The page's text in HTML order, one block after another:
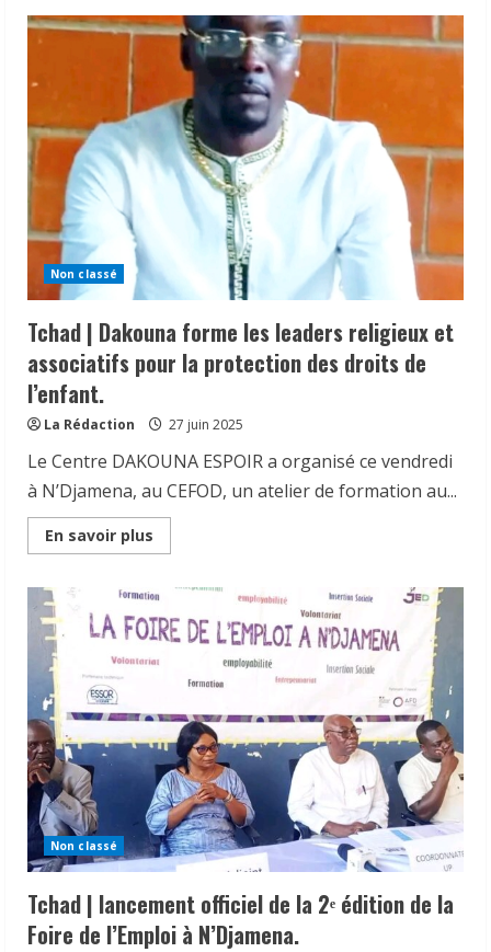
2025
à
N’Djaména.
|
Hadj
2025,
une
réussite
grâce
la
rigueur
du
président
comité
Idriss
DOKONY
ADIKER.
Non classé
Tchad | Dakouna forme les leaders religieux et
associatifs pour la protection des droits de
l’enfant.
La Rédaction 27 juin 2025
Le Centre DAKOUNA ESPOIR a organisé ce vendredi
à N’Djamena, au CEFOD, un atelier de formation au...
En savoir plus
more
|
forme
les
leaders
religieux
pour
la
protection
des
droits
de
l’enfant.
Non classé
Tchad | lancement officiel de la 2ᵉ édition de la
Foire de l’Emploi à N’Djamena.